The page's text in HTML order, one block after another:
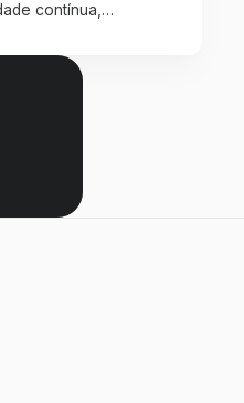
contínua,